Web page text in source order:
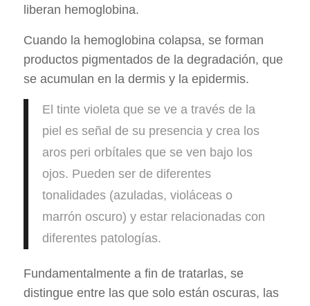
liberan hemoglobina.
Cuando la hemoglobina colapsa, se forman
productos pigmentados de la degradación, que
se acumulan en la dermis y la epidermis.
El tinte violeta que se ve a través de la
piel es señal de su presencia y crea los
aros peri orbítales que se ven bajo los
ojos. Pueden ser de diferentes
tonalidades (azuladas, violáceas o
marrón oscuro) y estar relacionadas con
diferentes patologías.
Fundamentalmente a fin de tratarlas, se
distingue entre las que solo están oscuras, las